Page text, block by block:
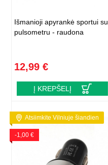
Išmanioji apyrankė sportui su
pulsometru - raudona
12,99 €
Į KREPŠELĮ
Atsiimkite Vilniuje šiandien
-1,00 €